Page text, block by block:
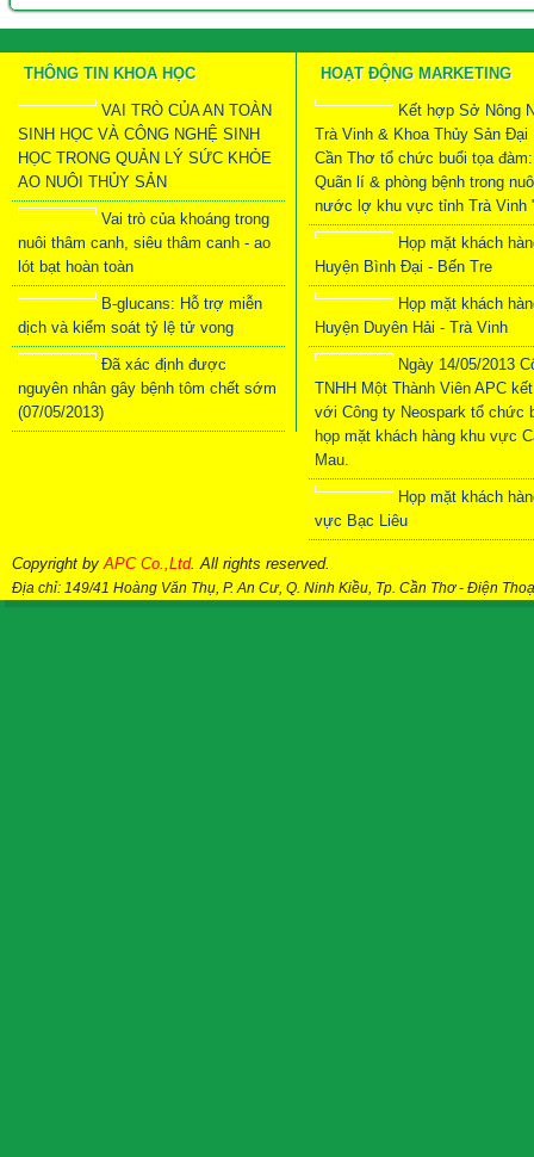
THÔNG TIN KHOA HỌC
VAI TRÒ CỦA AN TOÀN
SINH HỌC VÀ CÔNG NGHỆ SINH
HỌC TRONG QUẢN LÝ SỨC KHỎE
AO NUÔI THỦY SẢN
Vai trò của khoáng trong
nuôi thâm canh, siêu thâm canh - ao
lót bạt hoàn toàn
B-glucans: Hỗ trợ miễn
dịch và kiểm soát tỷ lệ tử vong
Đã xác định được
nguyên nhân gây bệnh tôm chết sớm
(07/05/2013)
HOẠT ĐỘNG MARKETING
Kết hợp Sở Nông
Trà Vinh & Khoa Thủy Sản Đại
Cần Thơ tổ chức buổi tọa
Quãn lí & phòng bệnh trong
nước lợ khu vực tỉnh Trà Vinh
Họp mặt khách
Huyện Bình Đại - Bến Tre
Họp mặt khách
Huyện Duyên Hải - Trà Vinh
Ngày 14/05/2013
TNHH Một Thành Viên APC
với Công ty Neospark tổ chức
họp mặt khách hàng khu vực
Mau.
Họp mặt khách
vực Bạc Liêu
Copyright byAPC Co.,Ltd. All rights reserved.
Địa chỉ: 149/41 Hoàng Văn Thụ, P. An Cư, Q. Ninh Kiều, Tp. Cần Thơ-Điện